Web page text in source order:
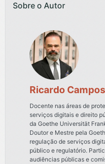
Sobre o Autor
Ricardo Campos
Docente nas áreas de
serviços digitais e direito
da Goethe Universität
Doutor e Mestre pela
regulação de serviços
público e regulatório.
audiências públicas e